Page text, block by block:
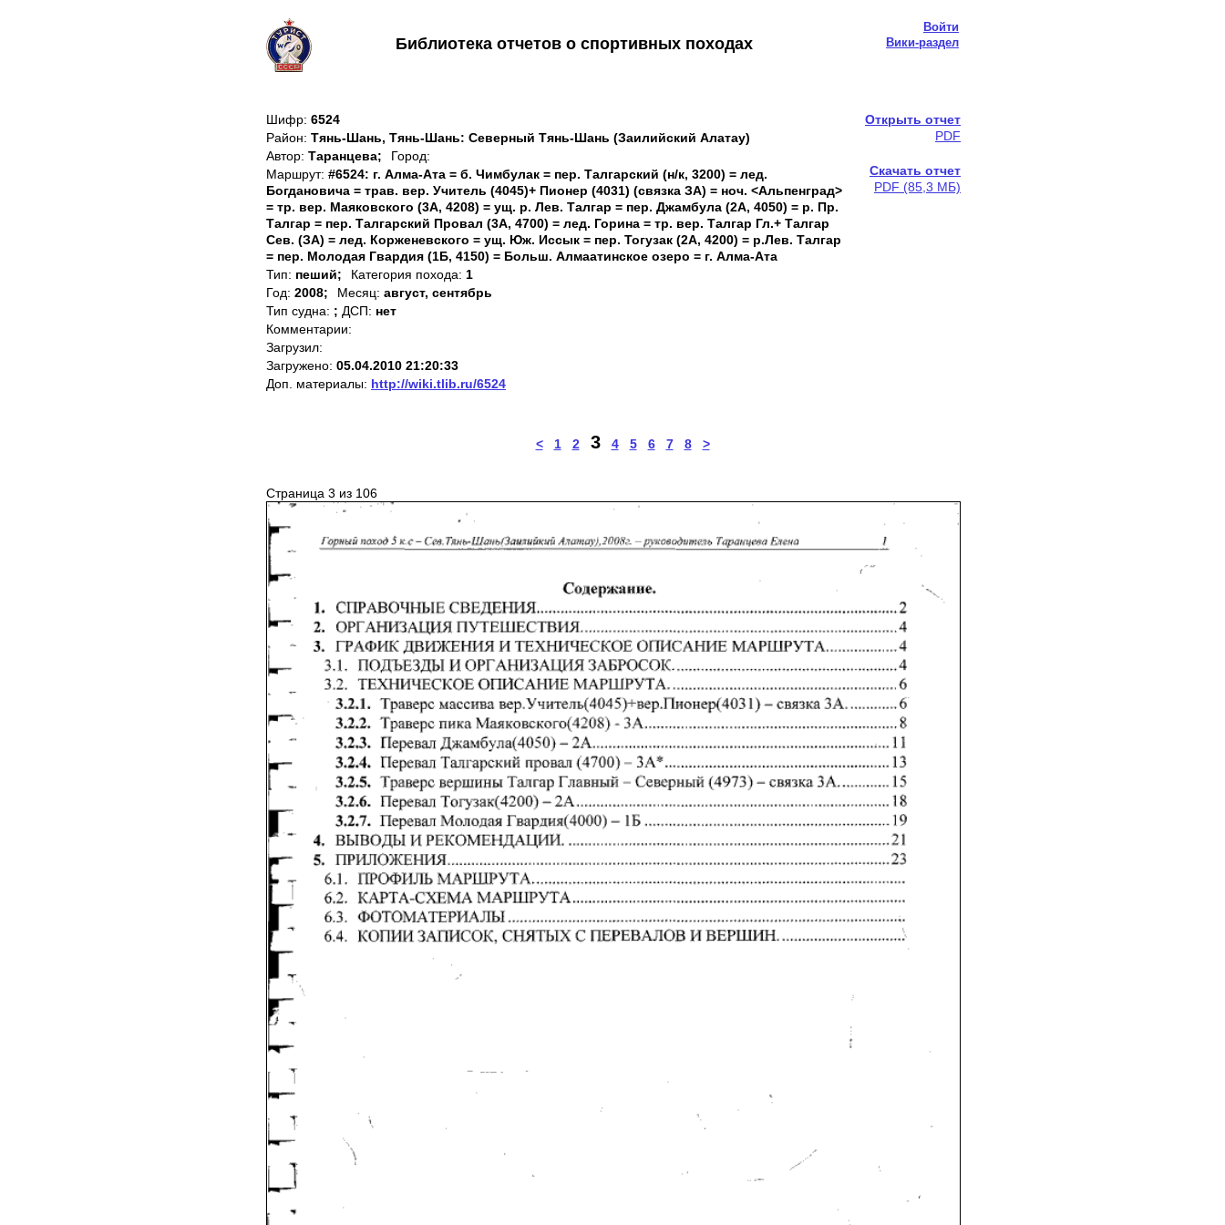
Войти
Библиотека отчетов о спортивных походах Вики-раздел
Шифр: 6524
Район: Тянь-Шань, Тянь-Шань: Северный Тянь-Шань (Заилийский Алатау)
Автор: Таранцева;
Город:
Маршрут: #6524: г. Алма-Ата = б. Чимбулак = пер. Талгарский (н/к, 3200) = лед.
Богдановича = трав. вер. Учитель (4045)+ Пионер (4031) (связка ЗА) = ноч. <Альпенград>
= тр. вер. Маяковского (3А, 4208) = ущ. р. Лев. Талгар = пер. Джамбула (2А, 4050) = р. Пр.
Талгар = пер. Талгарский Провал (3А, 4700) = лед. Горина = тр. вер. Талгар Гл.+ Талгар
Сев. (ЗА) = лед. Корженевского = ущ. Юж. Иссык = пер. Тогузак (2А, 4200) = р.Лев. Талгар
= пер. Молодая Гвардия (1Б, 4150) = Больш. Алмаатинское озеро = г. Алма-Ата
Тип: пеший; Категория похода: 1
Год: 2008; Месяц: август, сентябрь
Тип судна: ; ДСП: нет
Комментарии:
Загрузил:
Загружено: 05.04.2010 21:20:33
Доп. материалы: http://wiki.tlib.ru/6524
Открыть отчет
PDF
Скачать отчет
PDF (85,3 МБ)
< 1 2 3 4 5 6 7 8 >
Страница 3 из 106